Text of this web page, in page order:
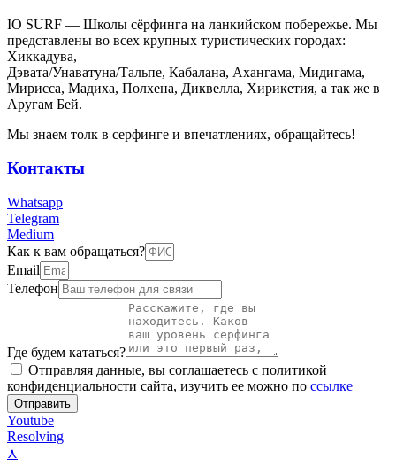
IO SURF — Школы сёрфинга на ланкийском побережье. Мы
представлены во всех крупных туристических городах:
Хиккадува,
Дэвата/Унаватуна/Тальпе, Кабалана, Ахангама, Мидигама,
Мирисса, Мадиха, Полхена, Диквелла, Хирикетия, а так же в
Аругам Бей.
Мы знаем толк в серфинге и впечатлениях, обращайтесь!
Контакты
Whatsapp
Telegram
Medium
Как к вам обращаться?
Email
Телефон
Где будем кататься?
Отправляя данные, вы соглашаетесь с политикой
конфиденциальности сайта, изучить ее можно по ссылке
Отправить
Youtube
Resolving
⋏